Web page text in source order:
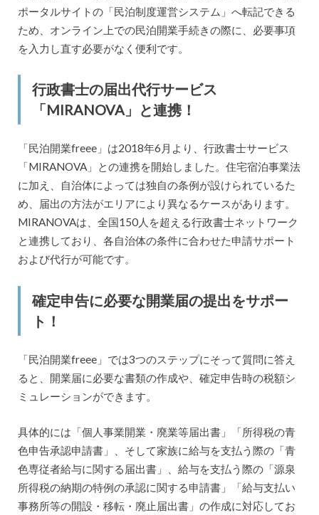
ポータルサイトの「民泊制度運営システム」へ転記できる
ため、オンライン上での民泊開業手続きの際に、必要事項
を入力し直す必要がなく便利です。
行政書士の届出代行サービス
「MIRANOVA」と連携！
「民泊開業freee」は2018年6月より、行政書士サービス
「MIRANOVA」との連携を開始しました。住宅宿泊事業法
に加え、自治体によっては独自の条例が設けられているた
め、届出の方法がエリアにより異なるケースがあります。
MIRANOVAは、全国150人を超える行政書士ネットワーク
と連携しており、各自治体の条件に合わせた申請サポート
および代行が可能です。
確定申告に必要な開業届の提出をサポー
ト！
「民泊開業freee」では3つのステップにそって質問に答え
ると、開業届に必要な書類の作成や、確定申告時の税額シ
ミュレーションができます。
具体的には「個人事業開業・廃業等届出書」「所得税の青
色申告承認申請書」、そして家族に給与を支払う際の「青
色専従者給与に関する届出書」、給与を支払う際の「源泉
所得税の納期の特例の承認に関する申請書」「給与支払い
事務所等の開設・移転・廃止届出書」の作成に対応してお